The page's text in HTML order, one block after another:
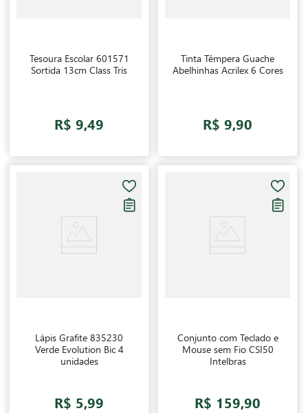
Tesoura Escolar 601571
Sortida 13cm Class Tris
R$ 9,49
Tinta Têmpera Guache
Abelhinhas Acrilex 6 Cores
R$ 9,90
Lápis Grafite 835230
Verde Evolution Bic 4
unidades
R$ 5,99
Conjunto com Teclado e
Mouse sem Fio CSI50
Intelbras
R$ 159,90